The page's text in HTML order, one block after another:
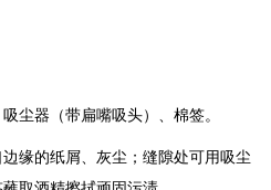
器（带扁嘴吸头）、棉签。
的纸屑、灰尘；缝隙处可用吸尘